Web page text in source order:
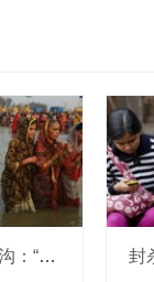
印度人的寿命鸿沟：“贱民”比高种姓